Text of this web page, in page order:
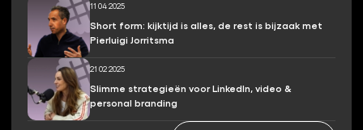
11 04 2025
Short form: kijktijd is alles, de rest is bijzaak met
Pierluigi Jorritsma
21 02 2025
Slimme strategieën voor LinkedIn, video &
personal branding